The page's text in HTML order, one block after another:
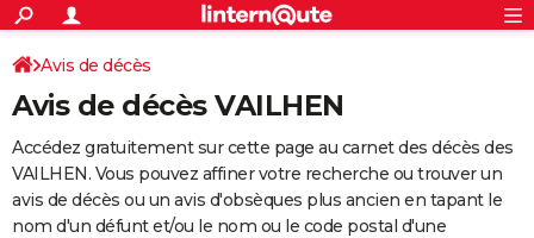
ACTUALITÉS
Politique
Société
Faits Divers
Education
Monde
Villes
+
SPORT
Coupe du monde 2026
Football
Tennis
Cyclisme
Rugby
Forum
Programme TV
TNT
Streaming
Cinéma
Sorties cinéma
Musique
+
FINANCE
Retraite
Epargne
Immobilier
Risques naturels par ville
Banque
Assurance
AUTO
Avis de décès
Avis de décès VAILHEN
Accédez gratuitement sur cette page au carnet des décès des
VAILHEN. Vous pouvez affiner votre recherche ou trouver un
avis de décès ou un avis d'obsèques plus ancien en tapant le
nom d'un défunt et/ou le nom ou le code postal d'une